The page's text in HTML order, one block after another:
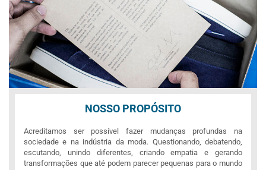
NOSSO PROPÓSITO
Acreditamos ser possível fazer mudanças profundas na
sociedade e na indústria da moda. Questionando, debatendo,
escutando, unindo diferentes, criando empatia e gerando
transformações que até podem parecer pequenas para o mundo